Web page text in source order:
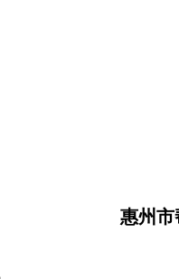
惠州市